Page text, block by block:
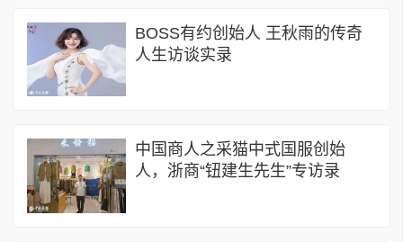
BOSS有约创始人 王秋雨的传奇
人生访谈实录
中国商人之采猫中式国服创始
人，浙商“钮建生先生”专访录